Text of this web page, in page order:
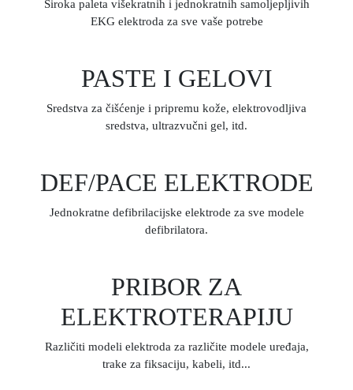
Široka paleta višekratnih i jednokratnih samoljepljivih
EKG elektroda za sve vaše potrebe
PASTE I GELOVI
Sredstva za čišćenje i pripremu kože, elektrovodljiva
sredstva, ultrazvučni gel, itd.
DEF/PACE ELEKTRODE
Jednokratne defibrilacijske elektrode za sve modele
defibrilatora.
PRIBOR ZA
ELEKTROTERAPIJU
Različiti modeli elektroda za različite modele uređaja,
trake za fiksaciju, kabeli, itd...